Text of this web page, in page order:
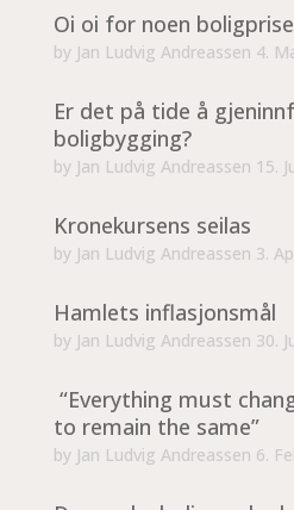
Oi oi for noen
by Jan Ludvig Andreassen 4.
Er det på tide å
boligbygging?
by Jan Ludvig Andreassen 15.
Kronekursens seilas
by Jan Ludvig Andreassen 3.
Hamlets inflasjonsmål
by Jan Ludvig Andreassen 30.
“Everything must
to remain the same”
by Jan Ludvig Andreassen 6.